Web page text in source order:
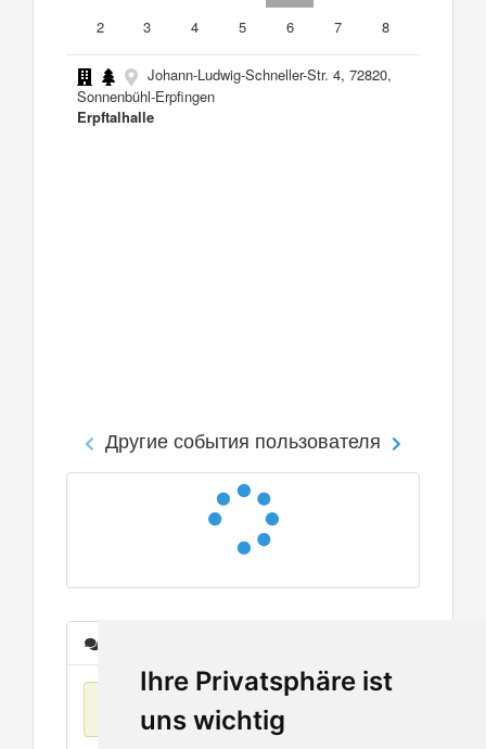
Ihre Privatsphäre ist
uns wichtig
2
3 4 5 6 7 8
Johann-Ludwig-Schneller-Str. 4, 72820,
Sonnenbühl-Erpfingen
Erpftalhalle
Другие события пользователя